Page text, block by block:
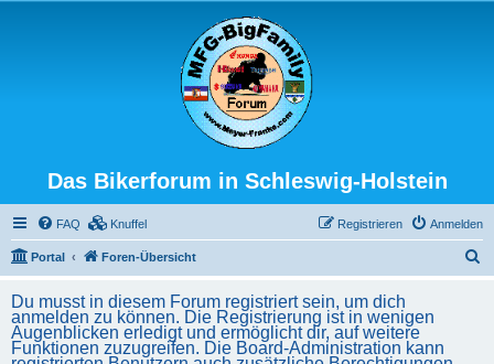
Das Bikerforum in Schleswig-Holstein
FAQ Knuffel Anmelden
Registrieren
Portal Foren-Übersicht
Du musst in diesem Forum registriert sein, um dich
anmelden zu können. Die Registrierung ist in wenigen
Augenblicken erledigt und ermöglicht dir, auf weitere
Funktionen zuzugreifen. Die Board-Administration kann